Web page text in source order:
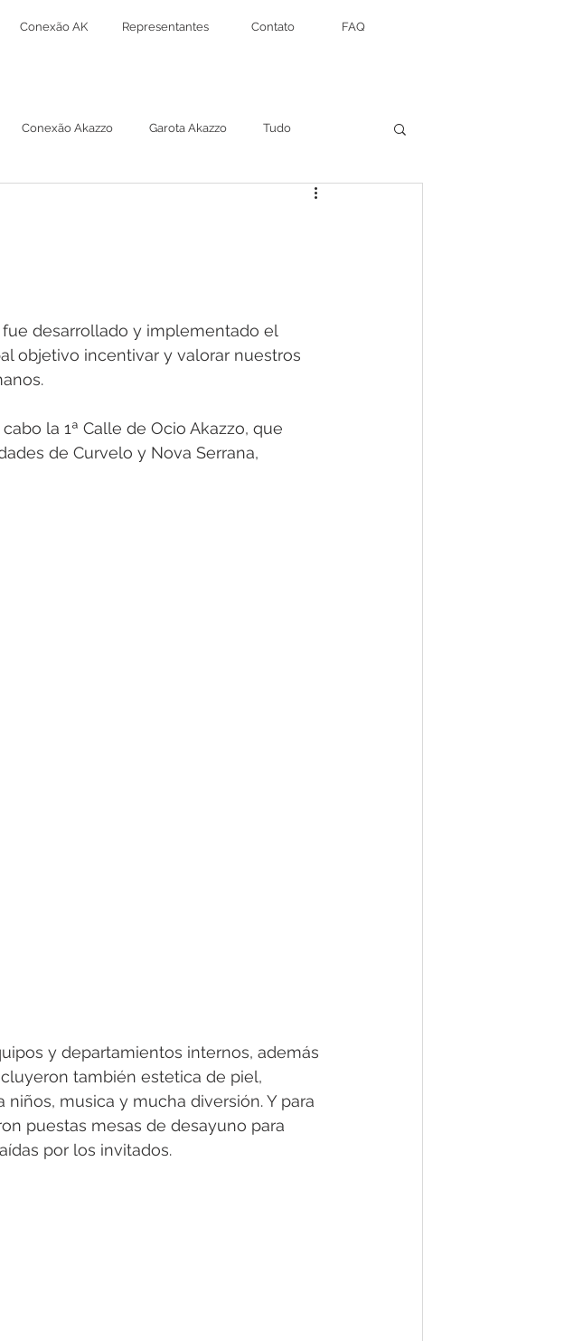
Conexão AK Representantes Contato FAQ
Conexão Akazzo Garota Akazzo Tudo
desarrollado y implementado el
objetivo incentivar y valorar nuestros
la 1ª Calle de Ocio Akazzo, que
de Curvelo y Nova Serrana,
y departamientos internos, además
también estetica de piel,
musica y mucha diversión. Y para
puestas mesas de desayuno para
por los invitados.